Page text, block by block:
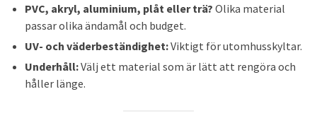
PVC, akryl, aluminium, plåt eller trä? Olika material
passar olika ändamål och budget.
UV- och väderbeständighet:Viktigt för utomhusskyltar.
Underhåll:Välj ett material som är lätt att rengöra och
håller länge.